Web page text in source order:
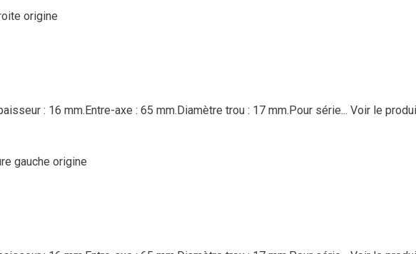
origine
: 16 mm.Entre-axe : 65 mm.Diamètre trou : 17 mm.Pour série... Voir le
gauche origine